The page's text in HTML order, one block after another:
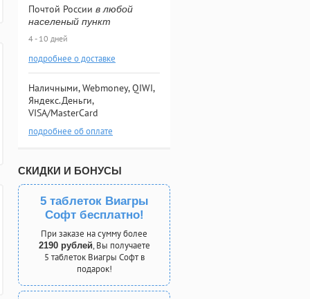
Почтой России в любой
населеный пункт
4 - 10 дней
подробнее о доставке
Наличными, Webmoney, QIWI,
Яндекс.Деньги,
VISA/MasterCard
подробнее об оплате
СКИДКИ И БОНУСЫ
5 таблеток Виагры
Софт бесплатно!
При заказе на сумму более
2190 рублей, Вы получаете
5 таблеток Виагры Софт в
подарок!